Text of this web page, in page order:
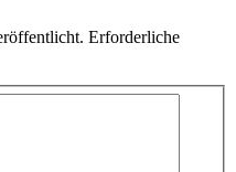
Erforderliche